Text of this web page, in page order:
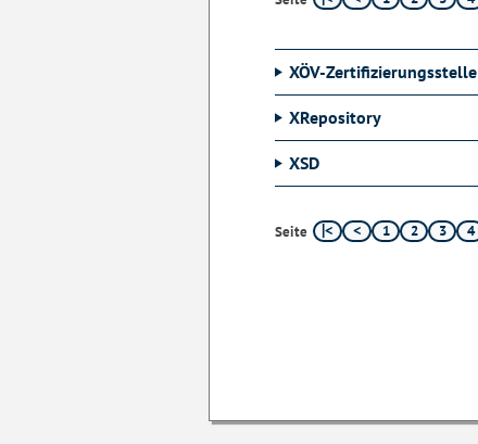
XÖV-Zertifizierungsstelle
XRepository
XSD
Seite 1 2 3 4